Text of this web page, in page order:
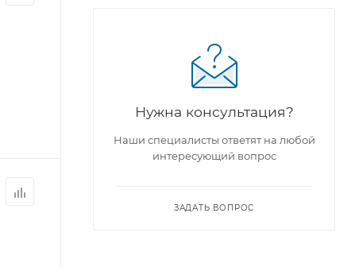
Нужна консультация?
Наши специалисты ответят на любой
интересующий вопрос
ЗАДАТЬ ВОПРОС